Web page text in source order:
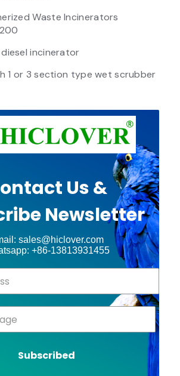
Waste Incinerators
incinerator
1 or 3 section type wet scrubber
Us &
Newsletter
sales@hiclover.com
+86-13813931455
Subscribed